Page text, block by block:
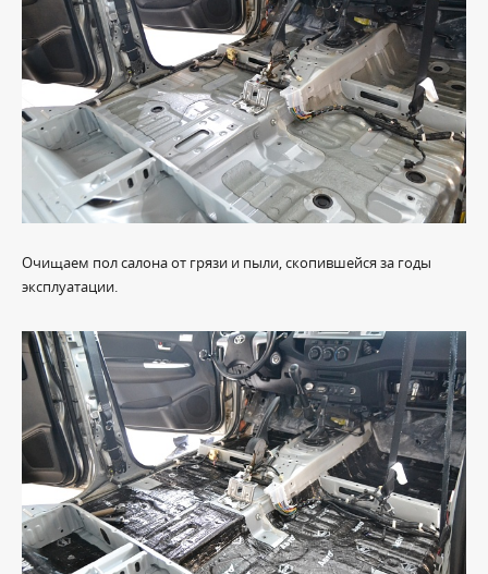
Очищаем пол салона от грязи и пыли, скопившейся за годы
эксплуатации.